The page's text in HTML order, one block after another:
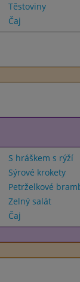
Těstoviny
Čaj
S hráškem s rýží
Sýrové krokety
Petrželkové
Zelný salát
Čaj